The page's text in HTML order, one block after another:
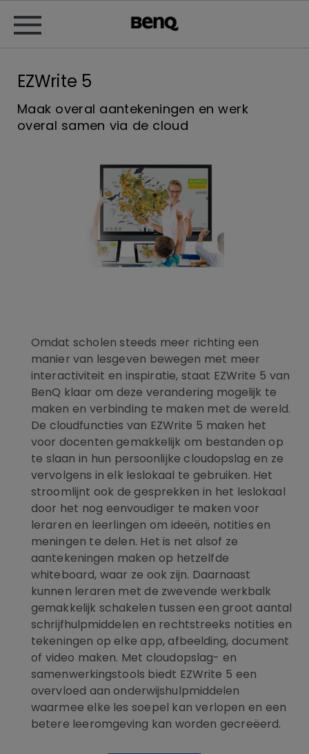
EZWrite 5
Maak overal aantekeningen en werk
overal samen via de cloud
Omdat scholen steeds meer richting een
manier van lesgeven bewegen met meer
interactiviteit en inspiratie, staat EZWrite 5 van
BenQ klaar om deze verandering mogelijk te
maken en verbinding te maken met de wereld.
De cloudfuncties van EZWrite 5 maken het
voor docenten gemakkelijk om bestanden op
te slaan in hun persoonlijke cloudopslag en ze
vervolgens in elk leslokaal te gebruiken. Het
stroomlijnt ook de gesprekken in het leslokaal
door het nog eenvoudiger te maken voor
leraren en leerlingen om ideeën, notities en
meningen te delen. Het is net alsof ze
aantekeningen maken op hetzelfde
whiteboard, waar ze ook zijn. Daarnaast
kunnen leraren met de zwevende werkbalk
gemakkelijk schakelen tussen een groot aantal
schrijfhulpmiddelen en rechtstreeks notities en
tekeningen op elke app, afbeelding, document
of video maken. Met cloudopslag- en
samenwerkingstools biedt EZWrite 5 een
overvloed aan onderwijshulpmiddelen
waarmee elke les soepel kan verlopen en een
betere leeromgeving kan worden gecreëerd.